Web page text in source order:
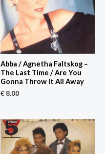
Abba / Agnetha Faltskog –
The Last Time / Are You
Gonna Throw It All Away
€ 8,00